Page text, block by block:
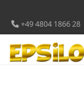
+49 4804 1866 28